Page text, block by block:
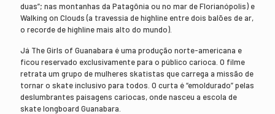
duas”; nas montanhas da Patagônia ou no mar de Florianópolis) e
Walking on Clouds (a travessia de highline entre dois balões de ar,
o recorde de highline mais alto do mundo).
Já The Girls of Guanabara é uma produção norte-americana e
ficou reservado exclusivamente para o público carioca. O filme
retrata um grupo de mulheres skatistas que carrega a missão de
tornar o skate inclusivo para todos. O curta é “emoldurado” pelas
deslumbrantes paisagens cariocas, onde nasceu a escola de
skate longboard Guanabara.